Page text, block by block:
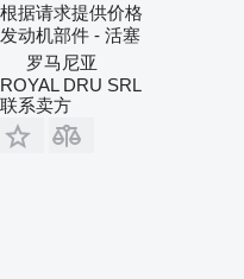
根据请求提供价格
发动机部件 - 活塞
罗马尼亚
ROYAL DRU SRL
联系卖方